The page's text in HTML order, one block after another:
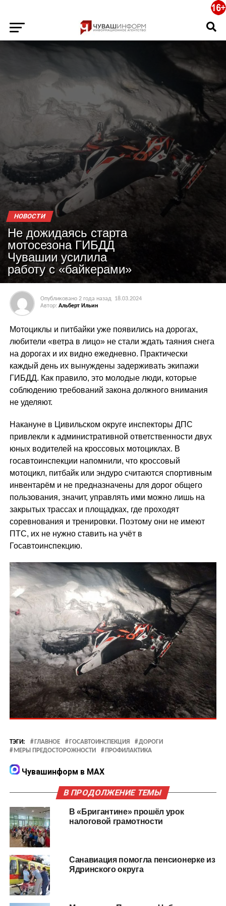
НОВОСТИ
Не дожидаясь старта
мотосезона ГИБДД
Чувашии усилила
работу с «байкерами»
Опубликовано 2 года назад
18.03.2024
Автор: Альберт Ильин
Мотоциклы и питбайки уже появились на дорогах,
любители «ветра в лицо» не стали ждать таяния снега
на дорогах и их видно ежедневно. Практически
каждый день их вынуждены задерживать экипажи
ГИБДД. Как правило, это молодые люди, которые
соблюдению требований закона должного внимания
не уделяют.
Накануне в Цивильском округе инспекторы ДПС
привлекли к административной ответственности двух
юных водителей на кроссовых мотоциклах. В
госавтоинспекции напомнили, что кроссовый
мотоцикл, питбайк или эндуро считаются спортивным
инвентарём и не предназначены для дорог общего
пользования, значит, управлять ими можно лишь на
закрытых трассах и площадках, где проходят
соревнования и тренировки. Поэтому они не имеют
ПТС, их не нужно ставить на учёт в
Госавтоинспекцию.
ТЭГИ: ГЛАВНОЕ ГОСАВТОИНСПЕКЦИЯ
ДОРОГИ
МЕРЫ ПРЕДОСТОРОЖНОСТИ
ПРОФИЛАКТИКА
Чувашинформ в MAX
В ПРОДОЛЖЕНИЕ ТЕМЫ
В «Бригантине» прошёл урок
налоговой грамотности
Санавиация помогла пенсионерке из
Ядринского округа